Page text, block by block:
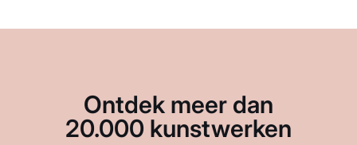
Ontdek meer dan
20.000 kunstwerken